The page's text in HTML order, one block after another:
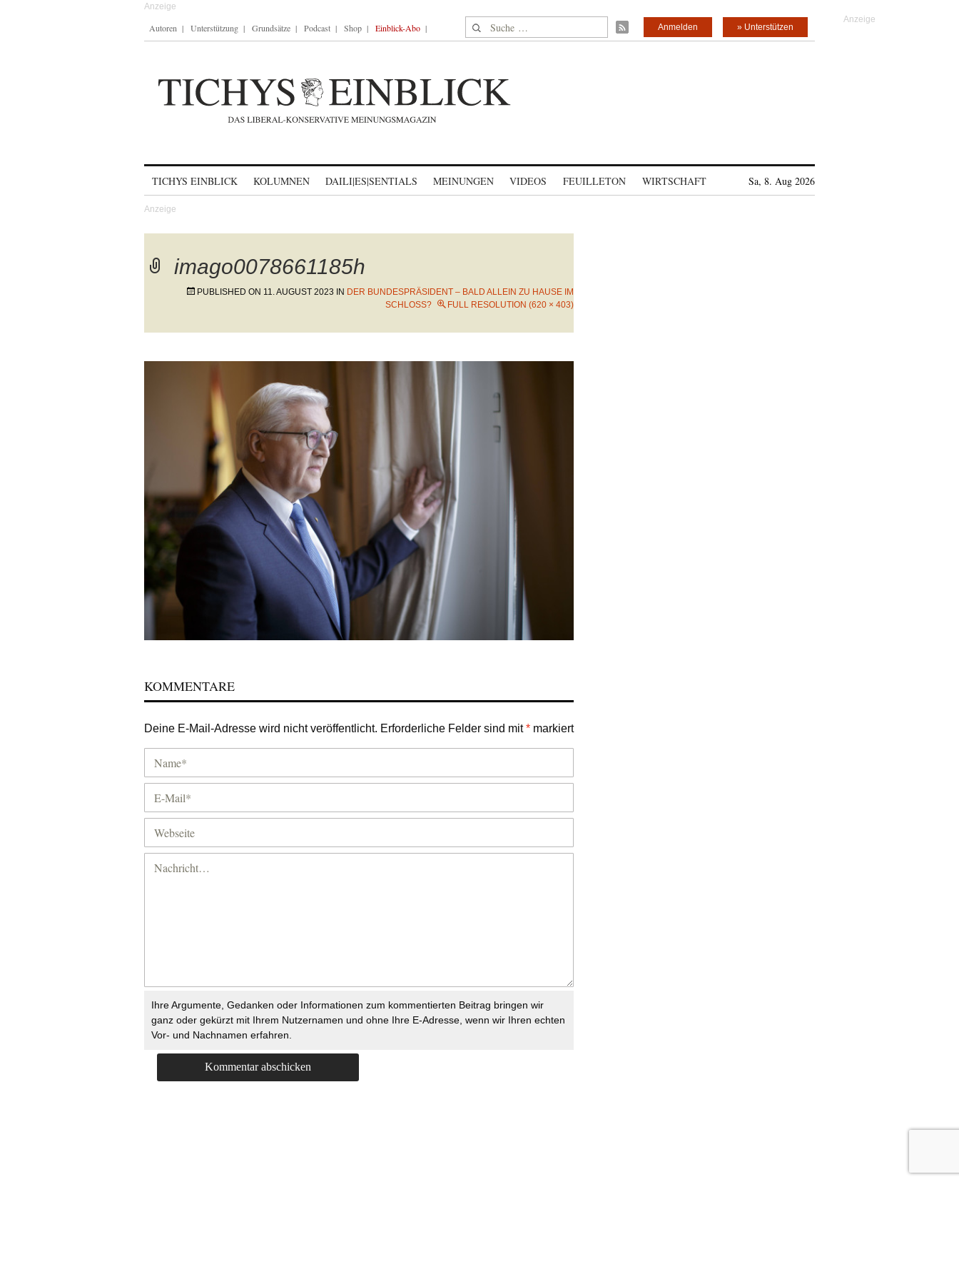
Autoren Unterstützung Grundsätze Podcast Shop Einblick-Abo Suche nach: » Unterstützen
Anmelden
TICHYS EINBLICK KOLUMNEN DAILI|ES|SENTIALS MEINUNGEN VIDEOS FEUILLETON WIRTSCHAFT Sa, 8. Aug 2026
imago0078661185h
PUBLISHED ON 11. AUGUST 2023 IN DER BUNDESPRÄSIDENT – BALD ALLEIN ZU HAUSE IM
SCHLOSS?
FULL RESOLUTION (620 × 403)
KOMMENTARE
Deine E-Mail-Adresse wird nicht veröffentlicht. Erforderliche Felder sind mit* markiert
Ihre Argumente, Gedanken oder Informationen zum kommentierten Beitrag bringen wir
ganz oder gekürzt mit Ihrem Nutzernamen und ohne Ihre E-Adresse, wenn wir Ihren echten
Vor- und Nachnamen erfahren.